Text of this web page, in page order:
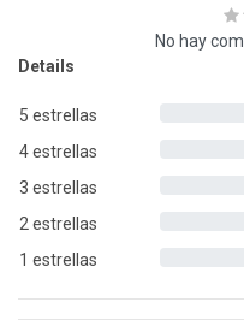
No hay
Details
5 estrellas
4 estrellas
3 estrellas
2 estrellas
1 estrellas